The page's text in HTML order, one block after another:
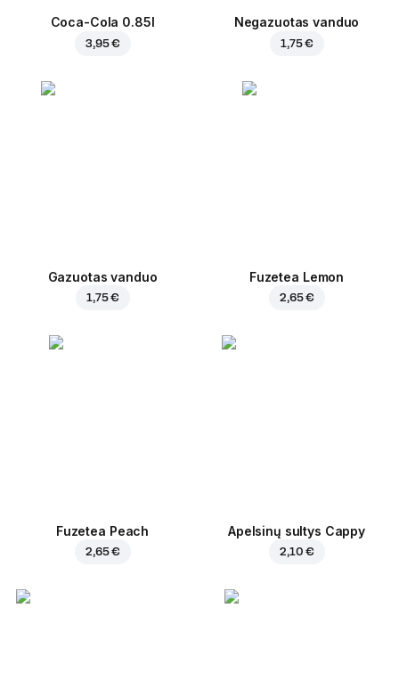
Coca-Cola 0.85l
3,95 €
Negazuotas vanduo
1,75 €
Gazuotas vanduo
1,75 €
Fuzetea Lemon
2,65 €
Fuzetea Peach
2,65 €
Apelsinų sultys Cappy
2,10 €